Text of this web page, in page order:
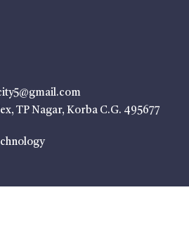
TP Nagar, Korba C.G. 495677